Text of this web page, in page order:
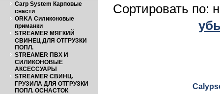
Carp System Карповые
снасти
ORKA Силиконовые
приманки
STREAMER МЯГКИЙ
СВИНЕЦ ДЛЯ ОТГРУЗКИ
ПОПЛ.
STREAMER ПВХ И
СИЛИКОНОВЫЕ
АКСЕССУАРЫ
STREAMER СВИНЦ.
ГРУЗИЛА ДЛЯ ОТГРУЗКИ
ПОПЛ. ОСНАСТОК
Сортировать по: